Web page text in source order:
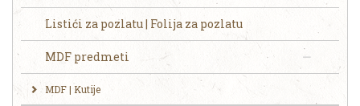
Listići za pozlatu | Folija za pozlatu
MDF predmeti
MDF | Kutije